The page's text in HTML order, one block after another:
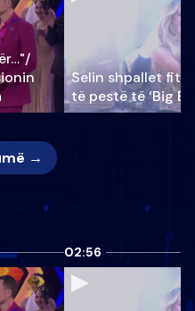
Selin shpallet
të pestë të ‘Big
→
02:56